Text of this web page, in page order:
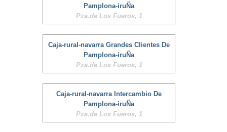
Pamplona-iruÑa
Pza.de Los Fueros, 1
Caja-rural-navarra Grandes Clientes De
Pamplona-iruÑa
Pza.de Los Fueros, 1
Caja-rural-navarra Intercambio De
Pamplona-iruÑa
Pza.de Los Fueros, 1